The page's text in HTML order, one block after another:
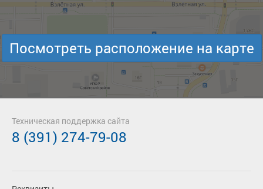
Посмотреть расположение на карте
Техническая поддержка сайта
8 (391) 274-79-08